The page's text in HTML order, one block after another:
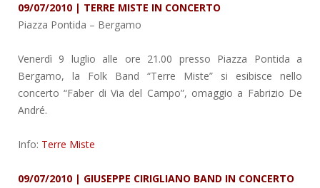
09/07/2010 | TERRE MISTE IN CONCERTO
Piazza Pontida – Bergamo
Venerdì 9 luglio alle ore 21.00 presso Piazza Pontida a
Bergamo, la Folk Band “Terre Miste” si esibisce nello
concerto “Faber di Via del Campo”, omaggio a Fabrizio De
André.
Info: Terre Miste
09/07/2010 | GIUSEPPE CIRIGLIANO BAND IN CONCERTO